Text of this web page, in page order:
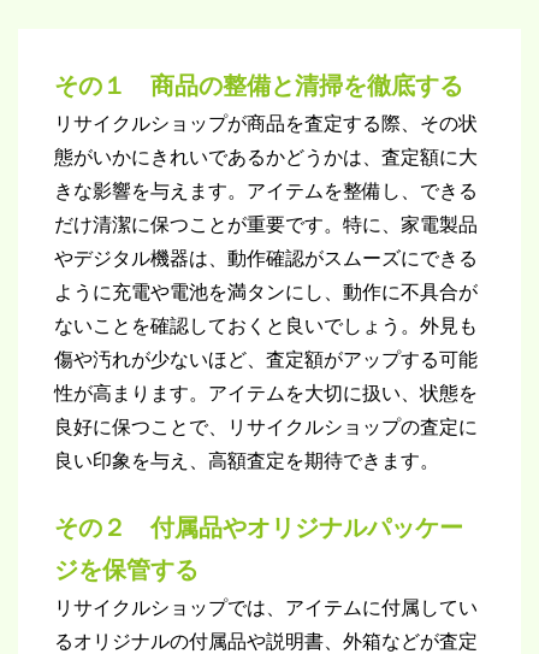
その１ 商品の整備と清掃を徹底する
リサイクルショップが商品を査定する際、その状
態がいかにきれいであるかどうかは、査定額に大
きな影響を与えます。アイテムを整備し、できる
だけ清潔に保つことが重要です。特に、家電製品
やデジタル機器は、動作確認がスムーズにできる
ように充電や電池を満タンにし、動作に不具合が
ないことを確認しておくと良いでしょう。外見も
傷や汚れが少ないほど、査定額がアップする可能
性が高まります。アイテムを大切に扱い、状態を
良好に保つことで、リサイクルショップの査定に
良い印象を与え、高額査定を期待できます。
その２ 付属品やオリジナルパッケー
ジを保管する
リサイクルショップでは、アイテムに付属してい
るオリジナルの付属品や説明書、外箱などが査定